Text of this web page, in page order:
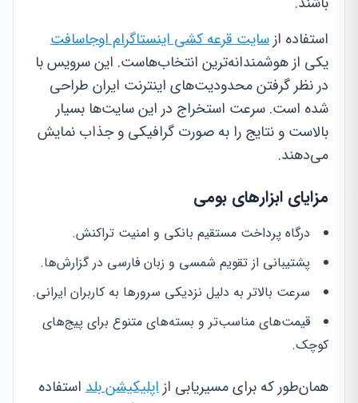
استفاده از سایت قرعه کشی اینستاگرام اوجاسافت
یکی از هوشمندانه‌ترین انتخاب‌هاست. این سرویس با
در نظر گرفتن محدودیت‌های اینترنت ایران طراحی
شده است. سرعت استخراج در این سایت‌ها بسیار
بالاست و نتایج را به صورت گرافیکی و جذاب نمایش
می‌دهند.
مزایای ابزارهای بومی
درگاه پرداخت مستقیم بانکی و امنیت تراکنش.
پشتیبانی از تقویم شمسی و زبان فارسی در گزارش‌ها.
سرعت بالاتر به دلیل نزدیکی سرورها به کاربران ایرانی.
قیمت‌های مناسب‌تر و بسته‌های متنوع برای پیج‌های
کوچک.
همان‌طور که برای مسیریابی از اپلیکیشن بلد استفاده